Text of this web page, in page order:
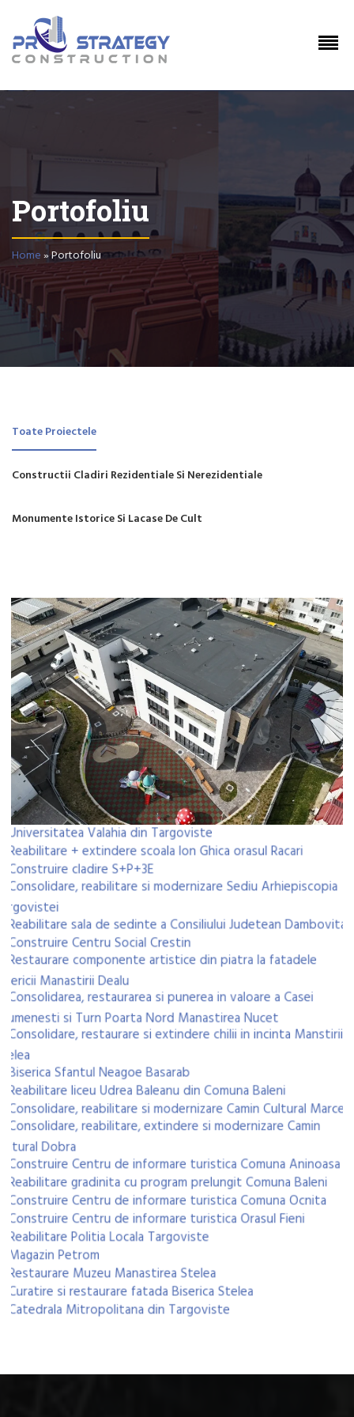
Portofoliu
Home»Portofoliu
Toate Proiectele
Constructii Cladiri Rezidentiale Si Nerezidentiale
Monumente Istorice Si Lacase De Cult